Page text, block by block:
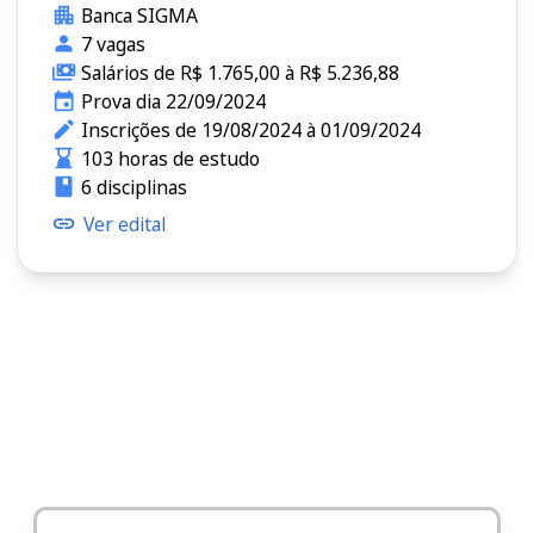
Banca SIGMA
7 vagas
Salários de R$ 1.765,00 à R$ 5.236,88
Prova dia 22/09/2024
Inscrições de 19/08/2024 à 01/09/2024
103 horas de estudo
6 disciplinas
Ver edital